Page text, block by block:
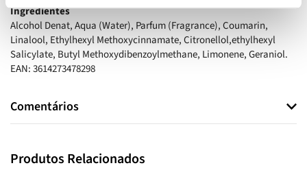
Ingredientes
Alcohol Denat, Aqua (Water), Parfum (Fragrance), Coumarin,
Linalool, Ethylhexyl Methoxycinnamate, Citronellol,ethylhexyl
Salicylate, Butyl Methoxydibenzoylmethane, Limonene, Geraniol.
EAN: 3614273478298
Comentários
Produtos Relacionados